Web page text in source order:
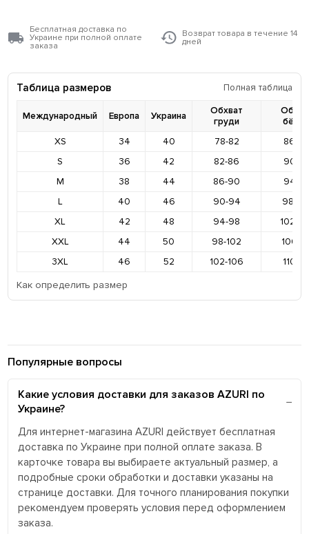
Бесплатная доставка по
Украине при полной оплате
заказа
Возврат товара в течение 14
дней
Таблица размеров Полная таблица
Международный Европа Украина
Обхват
груди
XS
34 40 78-82
86-
S
36 42 82-86
90-
M
38 44 86-90
94-
L
40 46 90-94
98-
XL
42 48 94-98
102-
XXL
44 50 98-102
106-
3XL
46 52 102-106
110-
Как определить размер
Популярные вопросы
Какие условия доставки для заказов AZURI по
Украине?
Для интернет-магазина AZURI действует бесплатная
доставка по Украине при полной оплате заказа. В
карточке товара вы выбираете актуальный размер, а
подробные сроки обработки и доставки указаны на
странице доставки. Для точного планирования покупки
рекомендуем проверять условия перед оформлением
заказа.